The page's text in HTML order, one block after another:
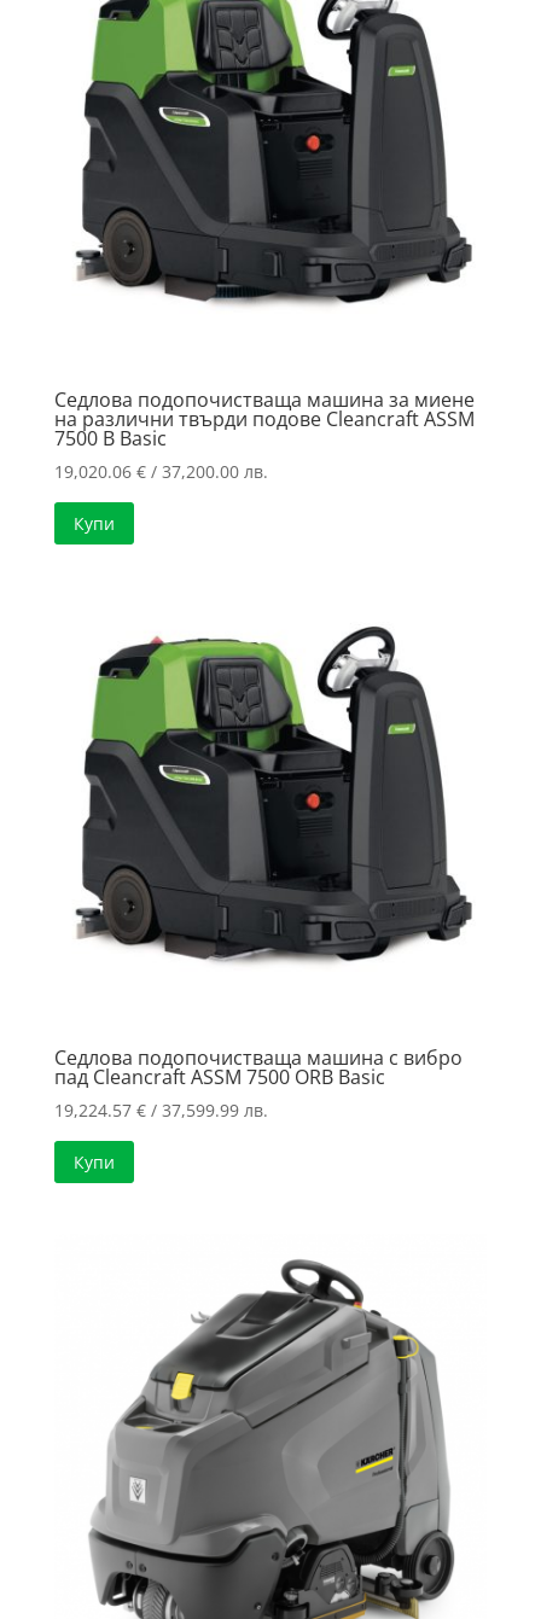
Седлова подопочистваща машина за миене
на различни твърди подове Cleancraft ASSM
7500 B Basic
19,020.06 €/ 37,200.00 лв.
Купи
Седлова подопочистваща машина с вибро
пад Cleancraft ASSM 7500 ORB Basic
19,224.57 €/ 37,599.99 лв.
Купи